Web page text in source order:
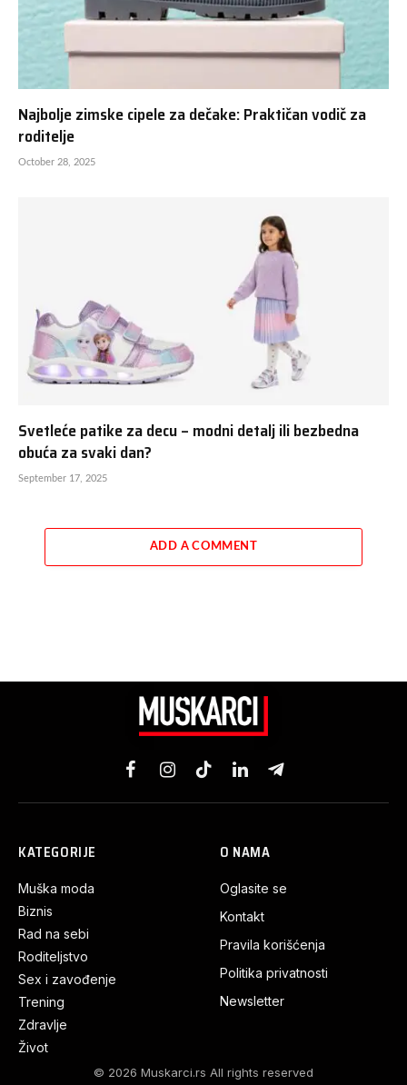
Najbolje zimske cipele za dečake: Praktičan vodič za
roditelje
October 28, 2025
Svetleće patike za decu – modni detalj ili bezbedna
obuća za svaki dan?
September 17, 2025
ADD A COMMENT
FacebookInstagramTikTokLinkedInTelegram
KATEGORIJE
Muška moda
Biznis
Rad na sebi
Roditeljstvo
Sex i zavođenje
Trening
Zdravlje
Život
O NAMA
Oglasite se
Kontakt
Pravila korišćenja
Politika privatnosti
Newsletter
© 2026 Muskarci.rs All rights reserved